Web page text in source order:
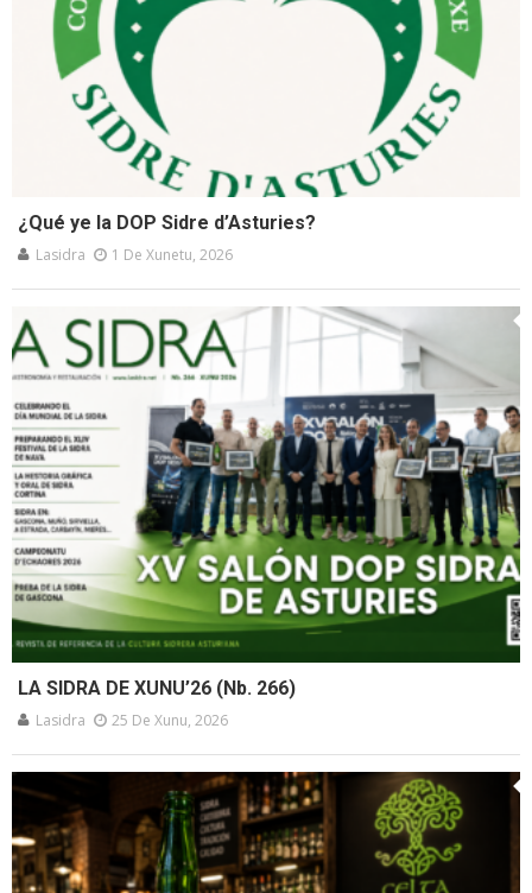
¿Qué ye la DOP Sidre d’Asturies?
Lasidra 1 De Xunetu, 2026
LA SIDRA DE XUNU’26 (Nb. 266)
Lasidra 25 De Xunu, 2026